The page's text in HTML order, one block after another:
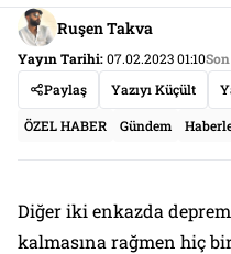
Ruşen Takva
Yayın Tarihi:07.02.2023 01:10
Paylaş
Yazıyı Küçült
ÖZEL HABER Gündem
Diğer iki enkazda
kalmasına rağmen hiç